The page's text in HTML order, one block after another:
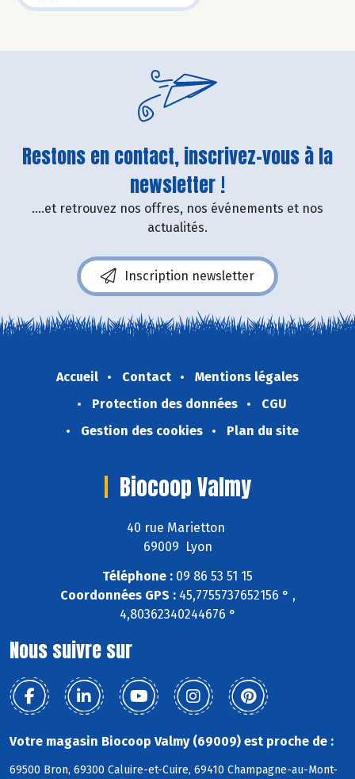
Restons en contact, inscrivez-vous à la
newsletter !
....et retrouvez nos offres, nos événements et nos
actualités.
Inscription newsletter
Accueil Contact
Mentions légales
Protection des données
CGU
Gestion des cookies
Plan du site
Biocoop Valmy
40 rue Marietton
69009 Lyon
Téléphone : 09 86 53 51 15
Coordonnées GPS :45,7755737652156 ° ,
4,80362340244676 °
Nous suivre sur
Votre magasin Biocoop Valmy (69009) est proche de :
69500 Bron, 69300 Caluire-et-Cuire, 69410 Champagne-au-Mont-